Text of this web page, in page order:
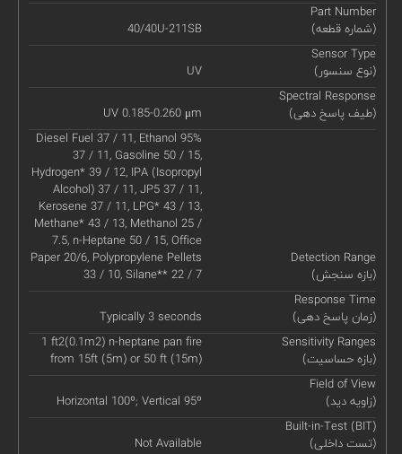
Part Number
(شماره قطعه)
40/40U-211SB
Sensor Type
(نوع سنسور)
UV
Spectral Response
(طیف پاسخ دهی)
UV 0.185-0.260 μm
Detection Range
(بازه سنجش)
Diesel Fuel 37 / 11, Ethanol 95%
37 / 11, Gasoline 50 / 15,
Hydrogen* 39 / 12, IPA (Isopropyl
Alcohol) 37 / 11, JP5 37 / 11,
Kerosene 37 / 11, LPG* 43 / 13,
Methane* 43 / 13, Methanol 25 /
7.5, n-Heptane 50 / 15, Office
Paper 20/6, Polypropylene Pellets
33 / 10, Silane** 22 / 7
Response Time
(زمان پاسخ دهی)
Typically 3 seconds
Sensitivity Ranges
(بازه حساسیت)
1 ft2(0.1m2) n-heptane pan fire
from 15ft (5m) or 50 ft (15m)
Field of View
(زاویه دید)
Horizontal 100º; Vertical 95º
Built-in-Test (BIT)
(تست داخلی)
Not Available